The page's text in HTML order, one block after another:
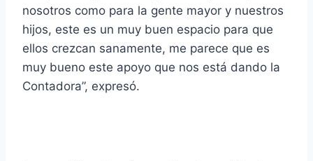
nosotros como para la gente mayor y nuestros
hijos, este es un muy buen espacio para que
ellos crezcan sanamente, me parece que es
muy bueno este apoyo que nos está dando la
Contadora”, expresó.